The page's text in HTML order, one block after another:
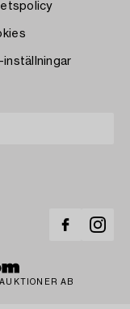
inställningar
AB